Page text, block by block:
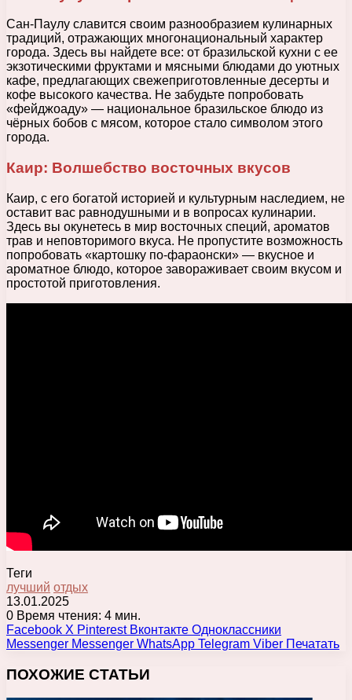
Сан-Паулу славится своим разнообразием кулинарных
традиций, отражающих многонациональный характер
города. Здесь вы найдете все: от бразильской кухни с ее
экзотическими фруктами и мясными блюдами до уютных
кафе, предлагающих свежеприготовленные десерты и
кофе высокого качества. Не забудьте попробовать
«фейджоаду» — национальное бразильское блюдо из
чёрных бобов с мясом, которое стало символом этого
города.
Каир: Волшебство восточных вкусов
Каир, с его богатой историей и культурным наследием, не
оставит вас равнодушными и в вопросах кулинарии.
Здесь вы окунетесь в мир восточных специй, ароматов
трав и неповторимого вкуса. Не пропустите возможность
попробовать «картошку по-фараонски» — вкусное и
ароматное блюдо, которое завораживает своим вкусом и
простотой приготовления.
Теги
лучший отдых
13.01.2025
0 Время чтения: 4 мин.
Facebook X Pinterest Вконтакте Одноклассники
Messenger Messenger WhatsApp Telegram Viber Печатать
ПОХОЖИЕ СТАТЬИ